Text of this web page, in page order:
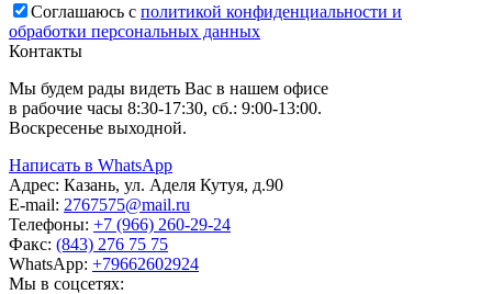
Соглашаюсь с политикой конфиденциальности и
обработки персональных данных
Контакты
Мы будем рады видеть Вас в нашем офисе
в рабочие часы 8:30-17:30, сб.: 9:00-13:00.
Воскресенье выходной.
Написать в WhatsApp
Адрес: Казань, ул. Аделя Кутуя, д.90
E-mail: 2767575@mail.ru
Телефоны: +7 (966) 260-29-24
Факс: (843) 276 75 75
WhatsApp: +79662602924
Мы в соцсетях: